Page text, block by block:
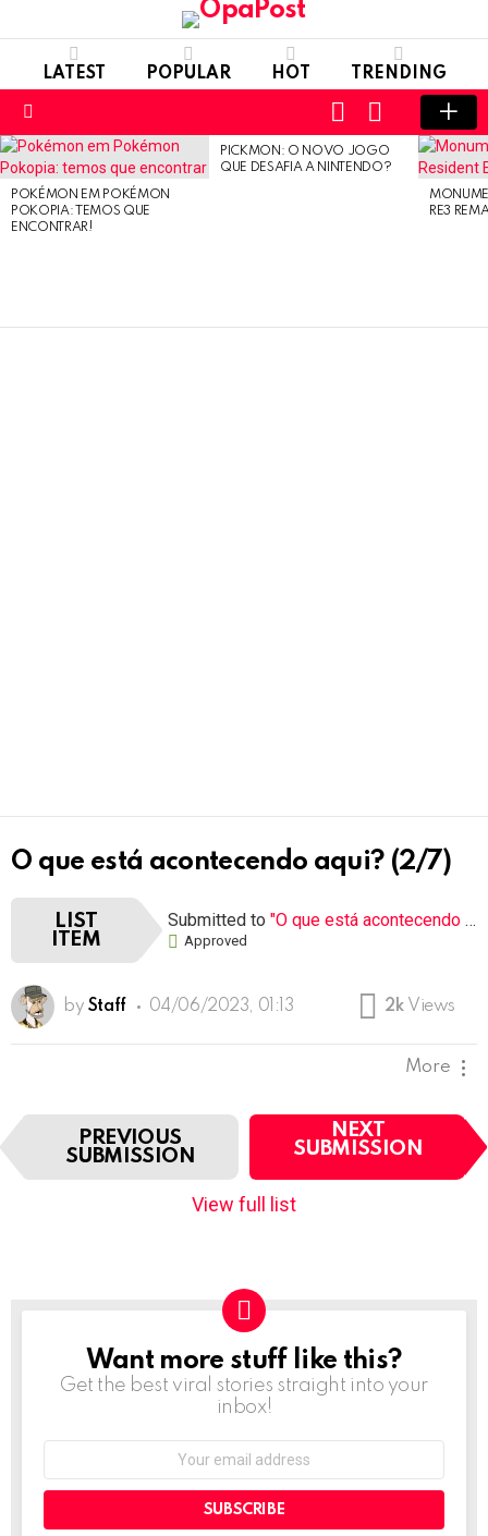
LATEST POPULAR HOT TRENDING
SWITCH
SKIN
LOGIN
LATEST
STORIES
POKÉMON EM POKÉMON
POKOPIA: TEMOS QUE
ENCONTRAR!
PICKMON: O NOVO JOGO
QUE DESAFIA A NINTENDO?
RE3
O que está acontecendo aqui? (2/7)
LIST
ITEM
Submitted to "O que está acontecendo aqui?"
Approved
by Staff 04/06/2023, 01:13 2k Views
More
I
e
PREVIOUS
SUBMISSION
NEXT
SUBMISSION
View full list
NEWSLETTER
Want more stuff like this?
Get the best viral stories straight into your
inbox!